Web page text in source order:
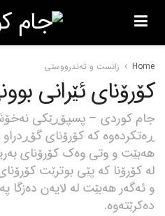
Home زانست و تەندرووستی
کۆرۆنای ئێرانی
جام کوردی – پسپۆڕێکی
ڕەتکردەوە کە کۆرۆنای گۆڕدراو
هەبێت و وتی وەک کۆرۆنای
لە کۆرۆنا کە پێی بوترێت
و ئەگەر هەبێت لە لایەن دەزگا
دەکرێتەوە.